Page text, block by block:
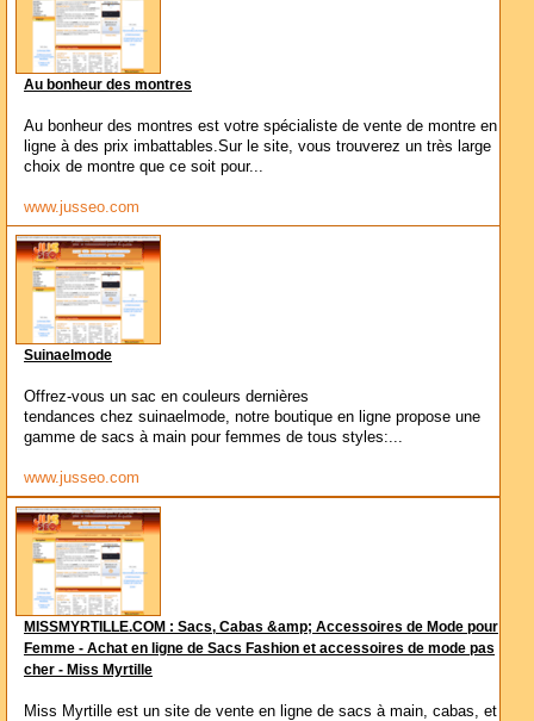
Au bonheur des montres
Au bonheur des montres est votre spécialiste de vente de montre en
ligne à des prix imbattables.Sur le site, vous trouverez un très large
choix de montre que ce soit pour...
www.jusseo.com
Suinaelmode
Offrez-vous un sac en couleurs dernières
tendances chez suinaelmode, notre boutique en ligne propose une
gamme de sacs à main pour femmes de tous styles:...
www.jusseo.com
MISSMYRTILLE.COM : Sacs, Cabas &amp; Accessoires de Mode pour
Femme - Achat en ligne de Sacs Fashion et accessoires de mode pas
cher - Miss Myrtille
Miss Myrtille est un site de vente en ligne de sacs à main, cabas, et